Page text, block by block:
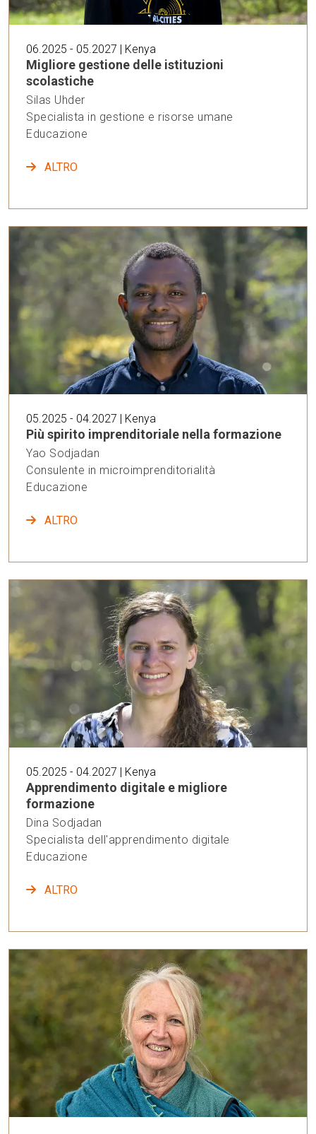
06.2025 - 05.2027 | Kenya
Migliore gestione delle istituzioni
scolastiche
Silas Uhder
Specialista in gestione e risorse umane
Educazione
ALTRO
05.2025 - 04.2027 | Kenya
Più spirito imprenditoriale nella formazione
Yao Sodjadan
Consulente in microimprenditorialità
Educazione
ALTRO
05.2025 - 04.2027 | Kenya
Apprendimento digitale e migliore
formazione
Dina Sodjadan
Specialista dell'apprendimento digitale
Educazione
ALTRO